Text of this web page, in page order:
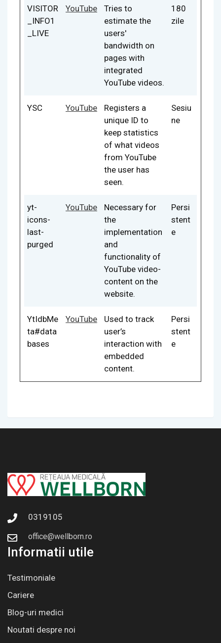
VISITOR
_INFO1
_LIVE
YouTube
Tries to
estimate the
users'
bandwidth on
pages with
integrated
YouTube videos.
180
zile
YSC YouTube
Registers a
unique ID to
keep statistics
of what videos
from YouTube
the user has
seen.
Sesiu
ne
yt-
icons-
last-
purged
YouTube
Necessary for
the
implementation
and
functionality of
YouTube video-
content on the
website.
Persi
stent
e
YtIdbMe
ta#data
bases
YouTube
Used to track
user’s
interaction with
embedded
content.
Persi
stent
e
0319105
office@wellborn.ro
Informatii utile
Testimoniale
Cariere
Blog-uri medici
Noutati despre noi